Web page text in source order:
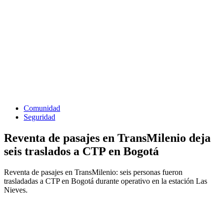
Comunidad
Seguridad
Reventa de pasajes en TransMilenio deja
seis traslados a CTP en Bogotá
Reventa de pasajes en TransMilenio: seis personas fueron
trasladadas a CTP en Bogotá durante operativo en la estación Las
Nieves.